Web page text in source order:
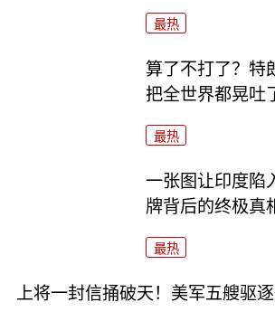
最热
算了不打了？特
把全世界都晃吐
最热
一张图让印度陷
牌背后的终极真
最热
上将一封信捅破天！美军五艘驱